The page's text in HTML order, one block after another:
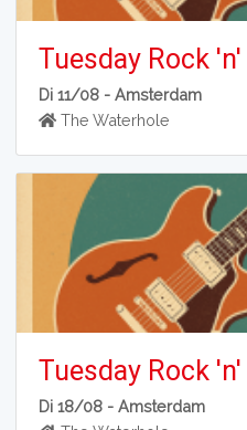
Tuesday Rock
Di 11/08 -Amsterdam
The Waterhole
Tuesday Rock
Di 18/08 -Amsterdam